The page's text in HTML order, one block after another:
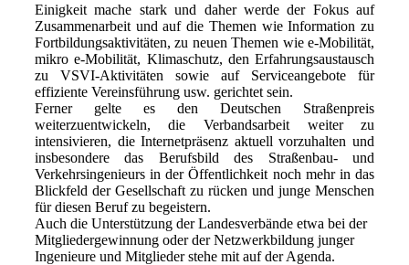
Einigkeit mache stark und daher werde der Fokus auf
Zusammenarbeit und auf die Themen wieInformation zu
Fortbildungsaktivitäten, zu neuen Themen wie e-Mobilität,
mikro e-Mobilität, Klimaschutz, denErfahrungsaustausch
zu VSVI-Aktivitäten sowie auf Serviceangebote für
effiziente Vereinsführung usw. gerichtet sein.
Ferner gelte es den Deutschen Straßenpreis
weiterzuentwickeln, die Verbandsarbeit weiter zu
intensivieren, die Internetpräsenz aktuell vorzuhalten und
insbesondere das Berufsbild des Straßenbau- und
Verkehrsingenieurs in der Öffentlichkeit noch mehr in das
Blickfeld der Gesellschaft zu rücken und junge Menschen
für diesen Beruf zu begeistern.
Auch die Unterstützung der Landesverbände etwa bei der
Mitgliedergewinnung oder der Netzwerkbildung junger
Ingenieure und Mitglieder stehe mit auf der Agenda.